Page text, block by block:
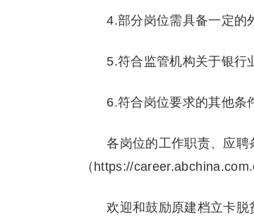
4.部分岗位需具备一定的外
5.符合监管机构关于银行业
6.符合岗位要求的其他条
各岗位的工作职责、应聘
（https://
欢迎和鼓励原建档立卡脱